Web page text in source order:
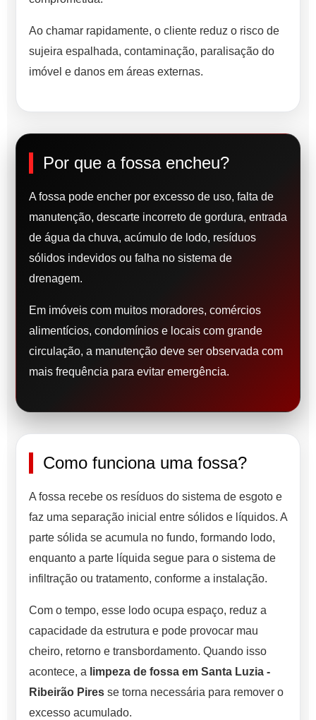
Ao chamar rapidamente, o cliente reduz o risco de
sujeira espalhada, contaminação, paralisação do
imóvel e danos em áreas externas.
Por que a fossa encheu?
A fossa pode encher por excesso de uso, falta de
manutenção, descarte incorreto de gordura, entrada
de água da chuva, acúmulo de lodo, resíduos
sólidos indevidos ou falha no sistema de
drenagem.
Em imóveis com muitos moradores, comércios
alimentícios, condomínios e locais com grande
circulação, a manutenção deve ser observada com
mais frequência para evitar emergência.
Como funciona uma fossa?
A fossa recebe os resíduos do sistema de esgoto e
faz uma separação inicial entre sólidos e líquidos. A
parte sólida se acumula no fundo, formando lodo,
enquanto a parte líquida segue para o sistema de
infiltração ou tratamento, conforme a instalação.
Com o tempo, esse lodo ocupa espaço, reduz a
capacidade da estrutura e pode provocar mau
cheiro, retorno e transbordamento. Quando isso
acontece, a limpeza de fossa em Santa Luzia -
Ribeirão Pires se torna necessária para remover o
excesso acumulado.